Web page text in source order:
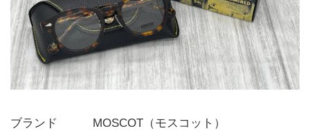
ブランド   MOSCOT（モスコット）